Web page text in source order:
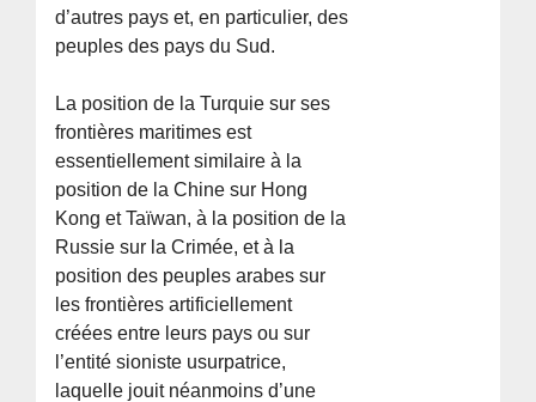
d’autres pays et, en particulier, des
peuples des pays du Sud.
La position de la Turquie sur ses
frontières maritimes est
essentiellement similaire à la
position de la Chine sur Hong
Kong et Taïwan, à la position de la
Russie sur la Crimée, et à la
position des peuples arabes sur
les frontières artificiellement
créées entre leurs pays ou sur
l’entité sioniste usurpatrice,
laquelle jouit néanmoins d’une